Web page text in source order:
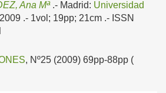
Ana Mª .- Madrid: Universidad
.- 1vol; 19pp; 21cm .- ISSN
, Nº25 (2009) 69pp-88pp (